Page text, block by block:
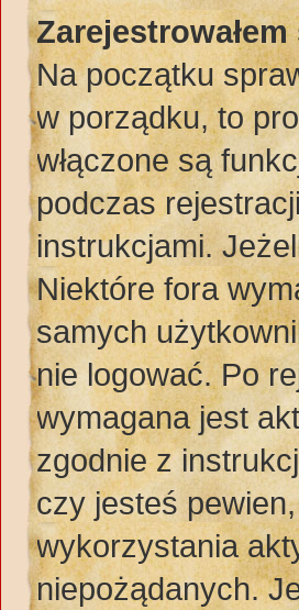
Na początku
w porządku, to
włączone są
podczas
instrukcjami.
Niektóre fora
samych
nie logować. Po
wymagana jest
zgodnie z
czy jesteś
wykorzystania
niepożądanych.